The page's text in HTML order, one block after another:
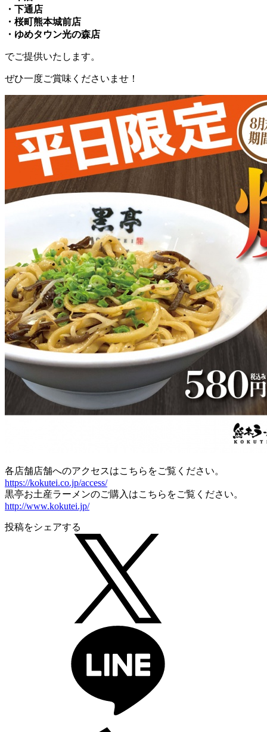
・下通店
・桜町熊本城前店
・ゆめタウン光の森店
でご提供いたします。
ぜひ一度ご賞味くださいませ！
各店舗店舗へのアクセスはこちらをご覧ください。
https://kokutei.co.jp/access/
黒亭お土産ラーメンのご購入はこちらをご覧ください。
http://www.kokutei.jp/
投稿をシェアする